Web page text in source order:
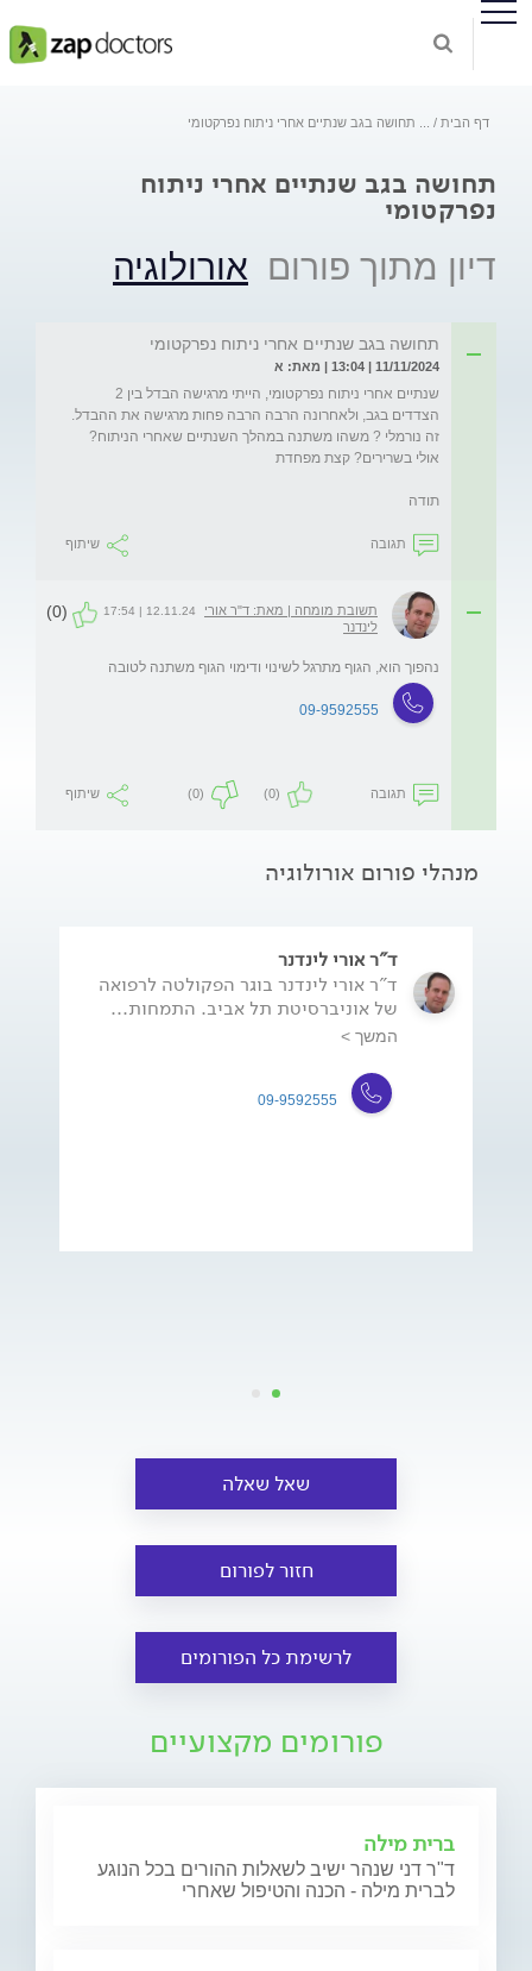
דף הבית תחושה בגב שנתיים אחרי ניתוח נפרקטומי
תחושה בגב שנתיים אחרי ניתוח
נפרקטומי
דיון מתוך פורום אורולוגיה
תחושה בגב שנתיים אחרי ניתוח נפרקטומי
11/11/2024 | 13:04 | מאת: א
הצדדים בגב, ולאחרונה הרבה הרבה פחות מרגישה את ההבדל.
זה נורמלי ? משהו משתנה במהלך השנתיים שאחרי הניתוח?
תודה
תגובה שיתוף
תשובת מומחה | מאת: ד"ר אורי
לינדנר
12.11.24 | 17:54
(0)
נהפוך הוא, הגוף מתרגל לשינוי ודימוי הגוף משתנה לטובה
09-9592555
תגובה (0)
(0) שיתוף
מנהלי פורום אורולוגיה
ד"ר אורי לינדנר
ד"ר אורי לינדנר בוגר הפקולטה לרפואה
של אוניברסיטת תל אביב. התמחות...
המשך >
09-9592555
שאל שאלה
חזור לפורום
לרשימת כל הפורומים
פורומים מקצועיים
ברית מילה
ד"ר דני שנהר ישיב לשאלות ההורים בכל הנוגע
לברית מילה - הכנה והטיפול שאחרי